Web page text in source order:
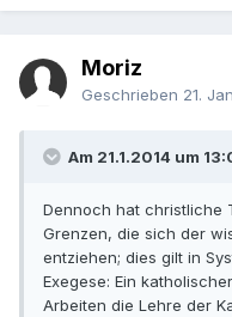
Moriz
Geschrieben 21.
Am 21.1.2014 um
Dennoch hat christliche
Grenzen, die sich der
entziehen; dies gilt in
Exegese: Ein
Arbeiten die Lehre der